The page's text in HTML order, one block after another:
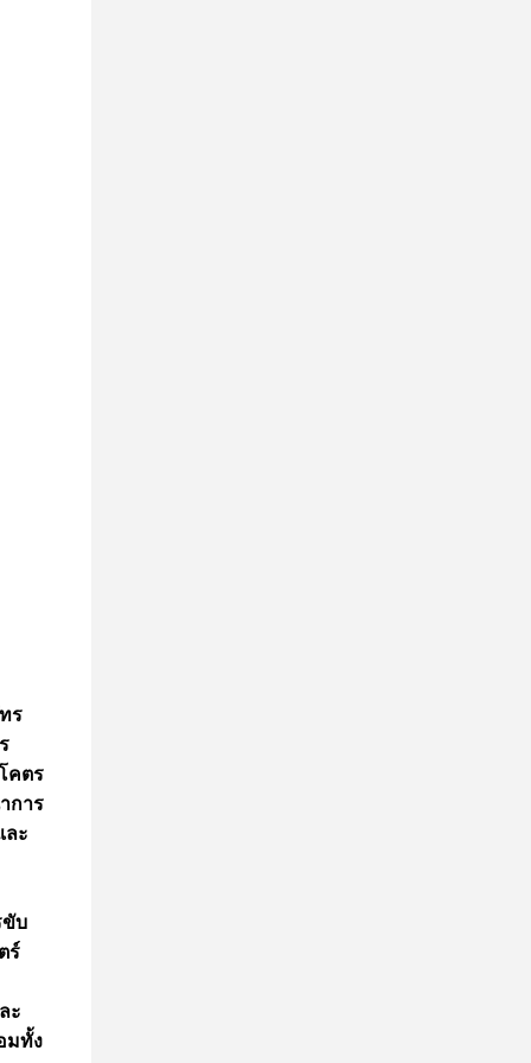
ร
คตร
การ
ละ
ขับ
ร์
ะ
มทั้ง